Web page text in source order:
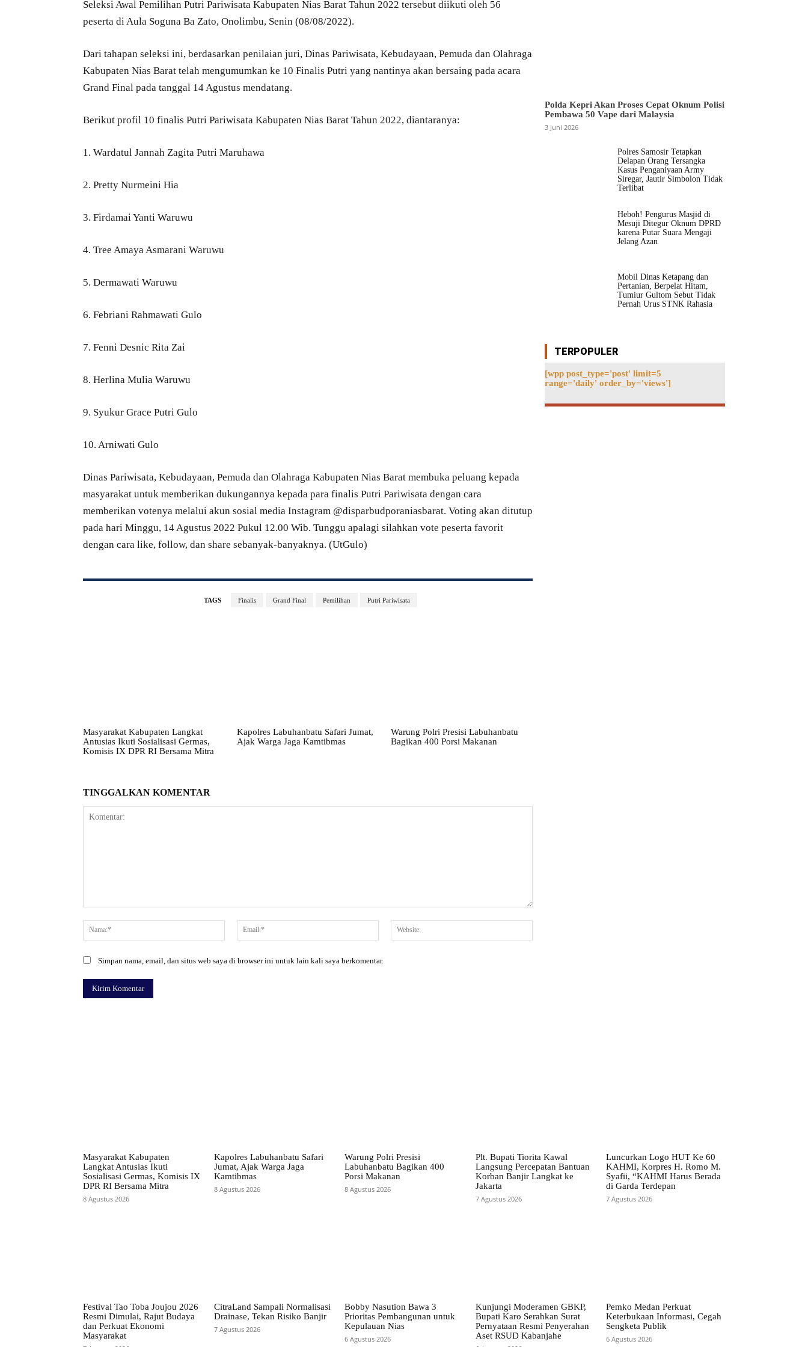
Seleksi Awal Pemilihan Putri Pariwisata Kabupaten Nias Barat Tahun 2022 tersebut diikuti oleh 56
peserta di Aula Soguna Ba Zato, Onolimbu, Senin (08/08/2022).
Dari tahapan seleksi ini, berdasarkan penilaian juri, Dinas Pariwisata, Kebudayaan, Pemuda dan Olahraga
Kabupaten Nias Barat telah mengumumkan ke 10 Finalis Putri yang nantinya akan bersaing pada acara
Grand Final pada tanggal 14 Agustus mendatang.
Berikut profil 10 finalis Putri Pariwisata Kabupaten Nias Barat Tahun 2022, diantaranya:
1. Wardatul Jannah Zagita Putri Maruhawa
2. Pretty Nurmeini Hia
3. Firdamai Yanti Waruwu
4. Tree Amaya Asmarani Waruwu
5. Dermawati Waruwu
6. Febriani Rahmawati Gulo
7. Fenni Desnic Rita Zai
8. Herlina Mulia Waruwu
9. Syukur Grace Putri Gulo
10. Arniwati Gulo
Dinas Pariwisata, Kebudayaan, Pemuda dan Olahraga Kabupaten Nias Barat membuka peluang kepada
masyarakat untuk memberikan dukungannya kepada para finalis Putri Pariwisata dengan cara
memberikan votenya melalui akun sosial media Instagram @disparbudporaniasbarat. Voting akan ditutup
pada hari Minggu, 14 Agustus 2022 Pukul 12.00 Wib. Tunggu apalagi silahkan vote peserta favorit
dengan cara like, follow, dan share sebanyak-banyaknya. (UtGulo)
TAGS Finalis Grand Final Pemilihan Putri Pariwisata
Masyarakat Kabupaten Langkat
Antusias Ikuti Sosialisasi Germas,
Komisis IX DPR RI Bersama Mitra
Kapolres Labuhanbatu Safari Jumat,
Ajak Warga Jaga Kamtibmas
Warung Polri Presisi Labuhanbatu
Bagikan 400 Porsi Makanan
TINGGALKAN KOMENTAR
Nama:*
Email:*
Simpan nama, email, dan situs web saya di browser ini untuk lain kali saya berkomentar.
Polda Kepri Akan Proses Cepat Oknum Polisi
Pembawa 50 Vape dari Malaysia
3 Juni 2026
Polres Samosir Tetapkan
Delapan Orang Tersangka
Kasus Penganiyaan Army
Siregar, Jautir Simbolon Tidak
Terlibat
Heboh! Pengurus Masjid di
Mesuji Ditegur Oknum DPRD
karena Putar Suara Mengaji
Jelang Azan
Mobil Dinas Ketapang dan
Pertanian, Berpelat Hitam,
Tumiur Gultom Sebut Tidak
Pernah Urus STNK Rahasia
TERPOPULER
[wpp post_type='post' limit=5
range='daily' order_by='views']
Masyarakat Kabupaten
Langkat Antusias Ikuti
Sosialisasi Germas, Komisis IX
DPR RI Bersama Mitra
8 Agustus 2026
Kapolres Labuhanbatu Safari
Jumat, Ajak Warga Jaga
Kamtibmas
8 Agustus 2026
Warung Polri Presisi
Labuhanbatu Bagikan 400
Porsi Makanan
8 Agustus 2026
Plt. Bupati Tiorita Kawal
Langsung Percepatan Bantuan
Korban Banjir Langkat ke
Jakarta
7 Agustus 2026
Luncurkan Logo HUT Ke 60
KAHMI, Korpres H. Romo M.
Syafii, “KAHMI Harus Berada
di Garda Terdepan
7 Agustus 2026
Festival Tao Toba Joujou 2026
Resmi Dimulai, Rajut Budaya
dan Perkuat Ekonomi
Masyarakat
CitraLand Sampali Normalisasi
Drainase, Tekan Risiko Banjir
7 Agustus 2026
Bobby Nasution Bawa 3
Prioritas Pembangunan untuk
Kepulauan Nias
6 Agustus 2026
Kunjungi Moderamen GBKP,
Bupati Karo Serahkan Surat
Pernyataan Resmi Penyerahan
Aset RSUD Kabanjahe
Pemko Medan Perkuat
Keterbukaan Informasi, Cegah
Sengketa Publik
6 Agustus 2026